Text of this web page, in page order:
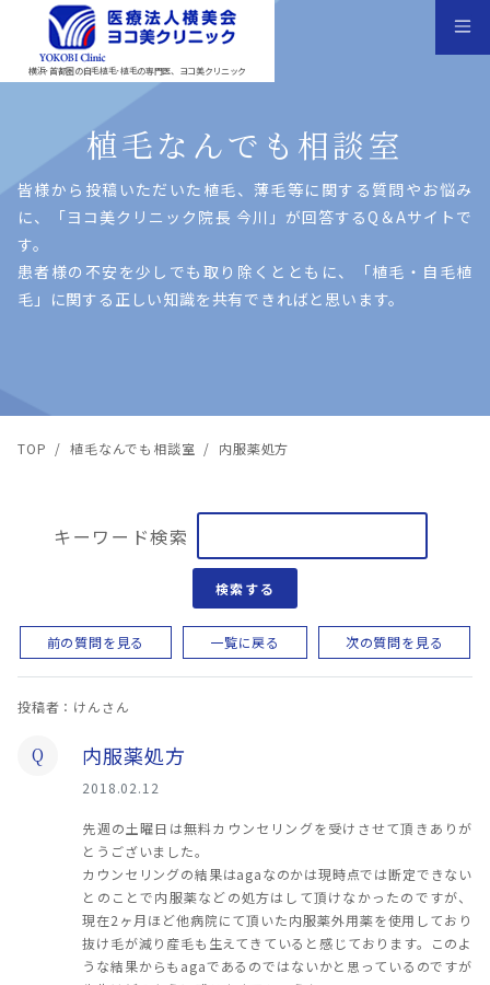
横浜･首都圏の自毛植毛･植毛の専門医、ヨコ美クリニック
植毛なんでも相談室
皆様から投稿いただいた植⽑、薄⽑等に関する質問やお悩み
に、「ヨコ美クリニック院⻑ 今川」が回答するQ＆Aサイトで
す。
患者様の不安を少しでも取り除くとともに、「植⽑・⾃⽑植
⽑」に関する正しい知識を共有できればと思います。
TOP / 植毛なんでも相談室 / 内服薬処方
キーワード検索
検索する
前の質問を見る 一覧に戻る 次の質問を見る
投稿者：けんさん
Q 内服薬処方
2018.02.12
先週の土曜日は無料カウンセリングを受けさせて頂きありが
とうございました。
カウンセリングの結果はagaなのかは現時点では断定できない
とのことで内服薬などの処方はして頂けなかったのですが、
現在2ヶ月ほど他病院にて頂いた内服薬外用薬を使用しており
抜け毛が減り産毛も生えてきていると感じております。このよ
うな結果からもagaであるのではないかと思っているのですが